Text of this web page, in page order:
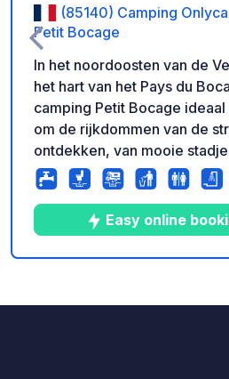
(85140) Camping
Petit Bocage
In het noordoosten van de
het hart van het Pays du
camping Petit Bocage
om de rijkdommen van de
ontdekken, van mooie
Roche-sur-Yon tot het
du-Fou
Easy online